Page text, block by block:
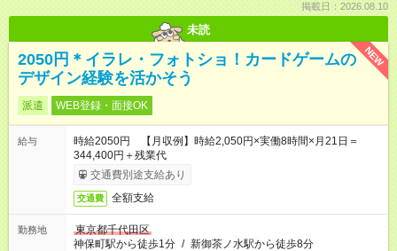
掲載日：2026.08.10
未読
NEW
2050円＊イラレ・フォトショ！カードゲームの
デザイン経験を活かそう
派遣 WEB登録・面接OK
給与
時給2050円 【月収例】時給2,050円×実働8時間×月21日＝
344,400円＋残業代
交通費別途支給あり
交通費 全額支給
勤務地
東京都千代田区
神保町駅から徒歩1分 / 新御茶ノ水駅から徒歩8分